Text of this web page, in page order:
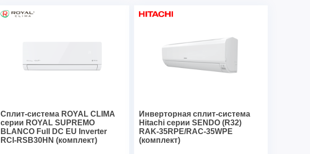
Макс. уровень шума внешнего блока
35 м2
Макс. производительность обогрева
3.81 кВт
Режим обогрева
Да
Режим осушения
Да
Функция интенсивного охлаждения
Сплит-система ROYAL CLIMA
серии ROYAL SUPREMO
BLANCO Full DC EU Inverter
RCI-RSB30HN (комплект)
Инверторная сплит-система
Hitachi серии SENDO (R32)
RAK-35RPE/RAC-35WPE
(комплект)